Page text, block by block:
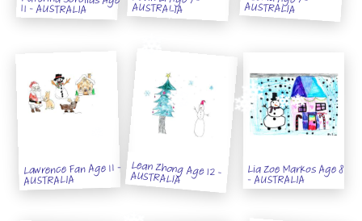
11 - AUSTRALIA AUSTRALIA AUSTRALIA
Lawrence Fan Age 11 -
AUSTRALIA Lean Zhong Age 12 -
AUSTRALIA Lia Zoe Markos Age 8
- AUSTRALIA